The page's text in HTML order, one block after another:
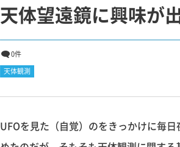
天体望遠鏡に興味が
0件
天体観測
UFOを見た（自覚）のをきっかけに毎